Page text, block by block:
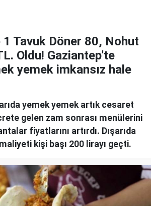
Tavuk Döner 80, Nohut
Oldu! Gaziantep'te
yemek imkansız hale
yemek yemek artık cesaret
gelen zam sonrası menülerini
fiyatlarını artırdı. Dışarıda
kişi başı 200 lirayı geçti.